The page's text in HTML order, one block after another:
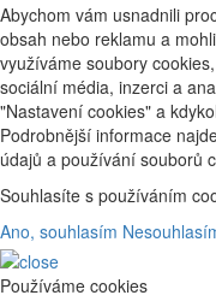
Abychom vám usnadnili
obsah nebo reklamu a
využíváme soubory
sociální média, inzerci a
"Nastavení cookies" a
Podrobnější informace
údajů a používání souborů
Souhlasíte s používáním
Ano, souhlasím
Používáme cookies